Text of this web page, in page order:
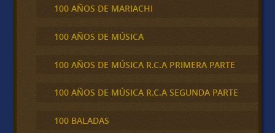
100 AÑOS DE MARIACHI
100 AÑOS DE MÚSICA
100 AÑOS DE MÚSICA R.C.A PRIMERA PARTE
100 AÑOS DE MÚSICA R.C.A SEGUNDA PARTE
100 BALADAS